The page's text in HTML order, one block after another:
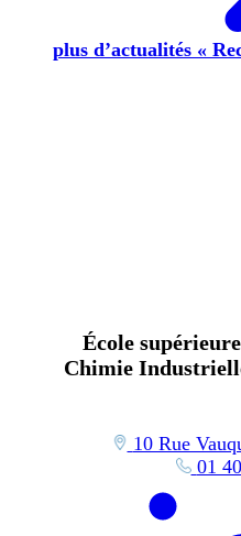
plus d’actualités «
École
Chimie
10 Rue
01